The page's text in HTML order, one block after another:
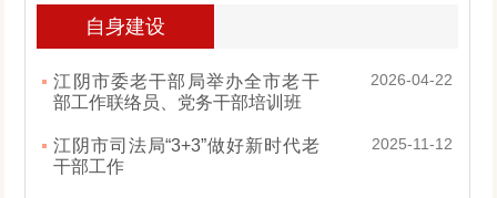
自身建设
2026-04-22
江阴市委老干部局举办全市老干
部工作联络员、党务干部培训班
2025-11-12
江阴市司法局“3+3”做好新时代老
干部工作